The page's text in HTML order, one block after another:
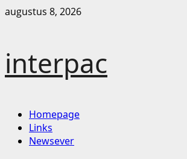
Ga
inhoud
augustus 8, 2026
interpac
Primair
menu
Homepage
Links
Newsever